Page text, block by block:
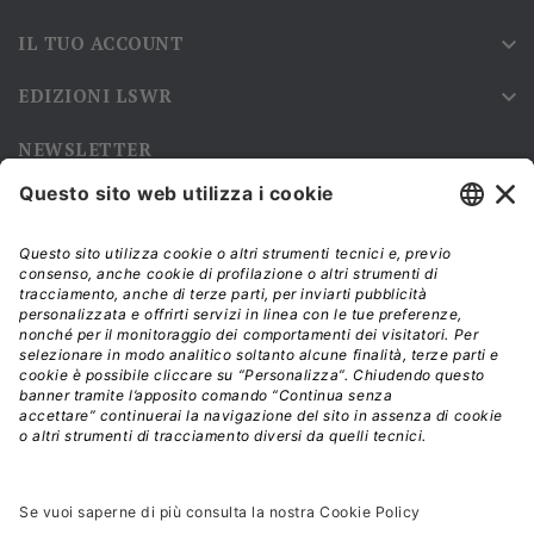
IL TUO ACCOUNT 
EDIZIONI LSWR 
NEWSLETTER
Iscriviti alla nostra newsletter e rimani sempre aggiornato sulle
Modalità di acquisto e tempi di spedizione
Diritto di recesso
Privacy policy
Termini e condizioni d'uso